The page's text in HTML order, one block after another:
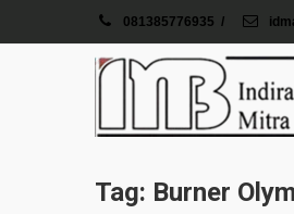
081385776935 /
Tag: Burner